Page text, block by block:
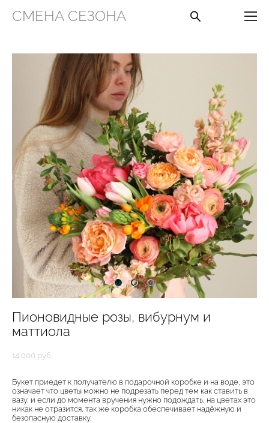
СМЕНА СЕЗОНА
Пионовидные розы, вибурнум и
маттиола
14 000 pуб.
Букет приедет к получателю в подарочной коробке и на воде, это
означает что цветы можно не подрезать перед тем как ставить в
вазу, и если до момента вручения нужно подождать, на цветах это
никак не отразится, так же коробка обеспечивает надёжную и
безопасную доставку.